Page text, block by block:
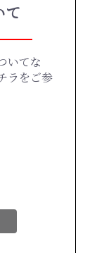
て
いてな
ラをご参